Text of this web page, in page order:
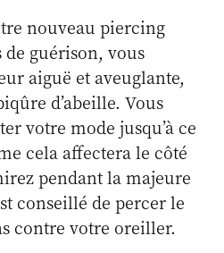
nouveau piercing
de guérison, vous
aiguë et aveuglante,
d’abeille. Vous
votre mode jusqu’à ce
cela affectera le côté
pendant la majeure
conseillé de percer le
contre votre oreiller.